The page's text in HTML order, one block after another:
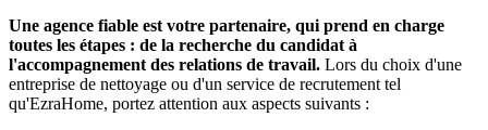
Une agence fiable est votre partenaire, qui prend en charge
toutes les étapes : de la recherche du candidat à
l'accompagnement des relations de travail. Lors du choix d'une
entreprise de nettoyage ou d'un service de recrutement tel
qu'EzraHome, portez attention aux aspects suivants :